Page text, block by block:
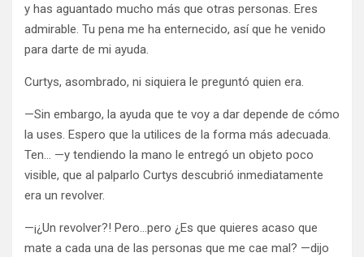
y has aguantado mucho más que otras personas. Eres
admirable. Tu pena me ha enternecido, así que he venido
para darte de mi ayuda.
Curtys, asombrado, ni siquiera le preguntó quien era.
—Sin embargo, la ayuda que te voy a dar depende de cómo
la uses. Espero que la utilices de la forma más adecuada.
Ten… —y tendiendo la mano le entregó un objeto poco
visible, que al palparlo Curtys descubrió inmediatamente
era un revolver.
—¡¿Un revolver?! Pero…pero ¿Es que quieres acaso que
mate a cada una de las personas que me cae mal? —dijo